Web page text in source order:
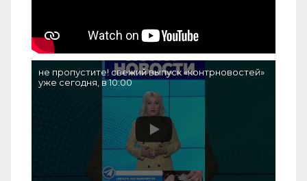
не пропустите! свежий выпуск «контрновостей»
уже сегодня, в 10:00